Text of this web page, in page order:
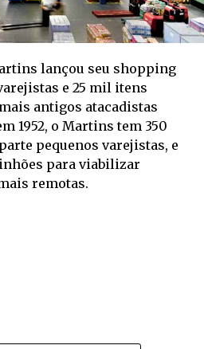
lançou seu shopping
e 25 mil itens
antigos atacadistas
1952, o Martins tem 350
pequenos varejistas, e
para viabilizar
remotas.